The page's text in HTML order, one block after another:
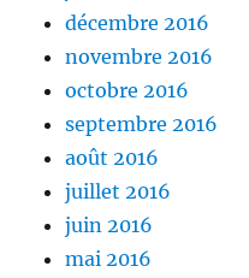
décembre 2016
novembre 2016
octobre 2016
septembre 2016
août 2016
juillet 2016
juin 2016
mai 2016